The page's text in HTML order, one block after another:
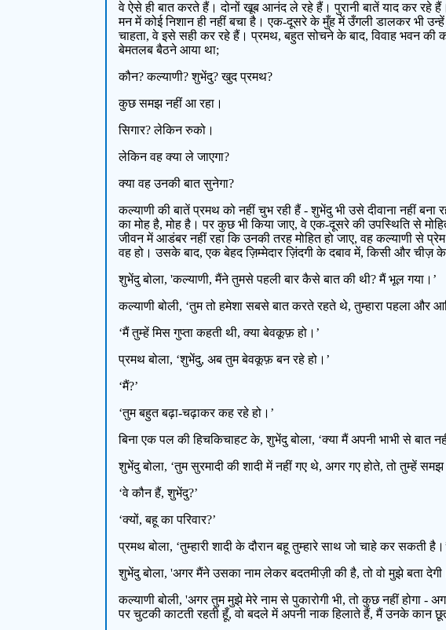
वे ऐसे ही बात करते हैं। दोनों खूब आनंद ले रहे हैं। पुरानी बातें याद कर
मन में कोई निशान ही नहीं बचा है। एक-दूसरे के मुँह में उँगली डालकर भी
चाहता, वे इसे सही कर रहे हैं। प्रमथ, बहुत सोचने के बाद, विवाह भवन की
बेमतलब बैठने आया था;
कौन? कल्याणी? शुभेंदु? खुद प्रमथ?
कुछ समझ नहीं आ रहा।
सिगार? लेकिन रुको।
लेकिन वह क्या ले जाएगा?
क्या वह उनकी बात सुनेगा?
कल्याणी की बातें प्रमथ को नहीं चुभ रही हैं - शुभेंदु भी उसे दीवाना नहीं
का मोह है, मोह है। पर कुछ भी किया जाए, वे एक-दूसरे की उपस्थिति से
जीवन में आडंबर नहीं रहा कि उनकी तरह मोहित हो जाए, वह कल्याणी से
वह हो। उसके बाद, एक बेहद ज़िम्मेदार ज़िंदगी के दबाव में, किसी और चीज़ के
शुभेंदु बोला, 'कल्याणी, मैंने तुमसे पहली बार कैसे बात की थी? मैं भूल गया।’
कल्याणी बोली, ‘तुम तो हमेशा सबसे बात करते रहते थे, तुम्हारा पहला और
‘मैं तुम्हें मिस गुप्ता कहती थी, क्या बेवकूफ़ हो।’
प्रमथ बोला, ‘शुभेंदु, अब तुम बेवकूफ़ बन रहे हो।’
‘मैं?’
‘तुम बहुत बढ़ा-चढ़ाकर कह रहे हो।’
बिना एक पल की हिचकिचाहट के, शुभेंदु बोला, ‘क्या मैं अपनी भाभी से बात
शुभेंदु बोला, ‘तुम सुरमादी की शादी में नहीं गए थे, अगर गए होते, तो तुम्हें
‘वे कौन हैं, शुभेंदु?’
‘क्यों, बहू का परिवार?’
प्रमथ बोला, ‘तुम्हारी शादी के दौरान बहू तुम्हारे साथ जो चाहे कर
शुभेंदु बोला, 'अगर मैंने उसका नाम लेकर बदतमीज़ी की है, तो वो मुझे बता
कल्याणी बोली, 'अगर तुम मुझे मेरे नाम से पुकारोगी भी, तो कुछ नहीं होगा
पर चुटकी काटती रहती हूँ, वो बदले में अपनी नाक हिलाते हैं, मैं उनके कान